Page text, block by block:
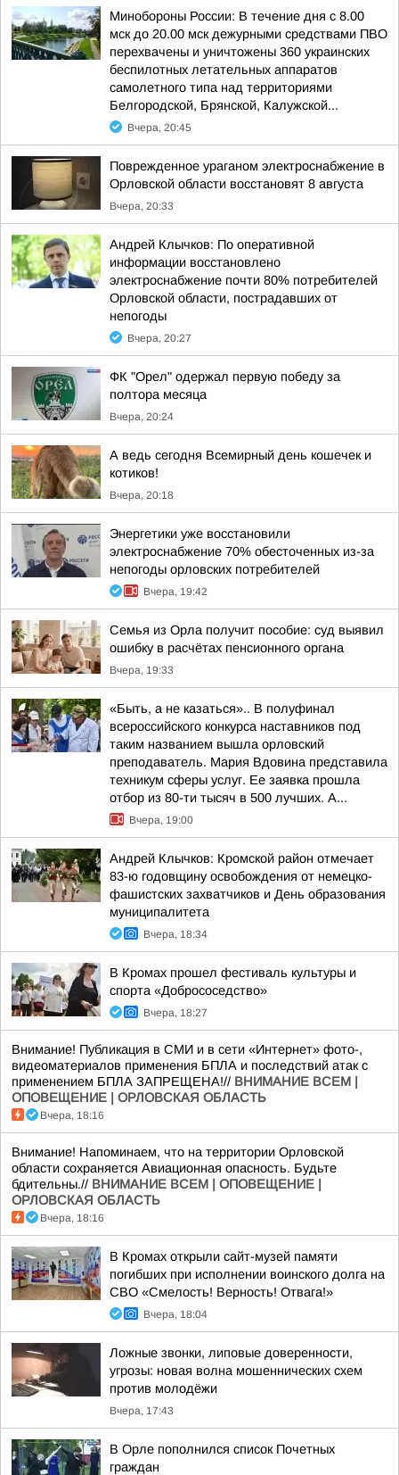
Минобороны России: В течение дня с 8.00
мск до 20.00 мск дежурными средствами ПВО
перехвачены и уничтожены 360 украинских
беспилотных летательных аппаратов
самолетного типа над территориями
Белгородской, Брянской, Калужской...
Вчера, 20:45
Поврежденное ураганом электроснабжение в
Орловской области восстановят 8 августа
Вчера, 20:33
Андрей Клычков: По оперативной
информации восстановлено
электроснабжение почти 80% потребителей
Орловской области, пострадавших от
непогоды
Вчера, 20:27
ФК "Орел" одержал первую победу за
полтора месяца
Вчера, 20:24
А ведь сегодня Всемирный день кошечек и
котиков!
Вчера, 20:18
Энергетики уже восстановили
электроснабжение 70% обесточенных из-за
непогоды орловских потребителей
Вчера, 19:42
Семья из Орла получит пособие: суд выявил
ошибку в расчётах пенсионного органа
Вчера, 19:33
«Быть, а не казаться».. В полуфинал
всероссийского конкурса наставников под
таким названием вышла орловский
преподаватель. Мария Вдовина представила
техникум сферы услуг. Ее заявка прошла
отбор из 80-ти тысяч в 500 лучших. А...
Вчера, 19:00
Андрей Клычков: Кромской район отмечает
83-ю годовщину освобождения от немецко-
фашистских захватчиков и День образования
муниципалитета
Вчера, 18:34
В Кромах прошел фестиваль культуры и
спорта «Добрососедство»
Вчера, 18:27
Внимание! Публикация в СМИ и в сети «Интернет» фото-,
видеоматериалов применения БПЛА и последствий атак с
применением БПЛА ЗАПРЕЩЕНА!// ВНИМАНИЕ ВСЕМ |
ОПОВЕЩЕНИЕ | ОРЛОВСКАЯ ОБЛАСТЬ
Вчера, 18:16
Внимание! Напоминаем, что на территории Орловской
области сохраняется Авиационная опасность. Будьте
бдительны.// ВНИМАНИЕ ВСЕМ | ОПОВЕЩЕНИЕ |
ОРЛОВСКАЯ ОБЛАСТЬ
Вчера, 18:16
В Кромах открыли сайт-музей памяти
погибших при исполнении воинского долга на
СВО «Смелость! Верность! Отвага!»
Вчера, 18:04
Ложные звонки, липовые доверенности,
угрозы: новая волна мошеннических схем
против молодёжи
Вчера, 17:43
В Орле пополнился список Почетных
граждан